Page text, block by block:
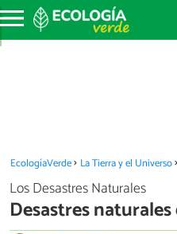
EcologíaVerde La Tierra y el Universo
Los Desastres Naturales
Desastres